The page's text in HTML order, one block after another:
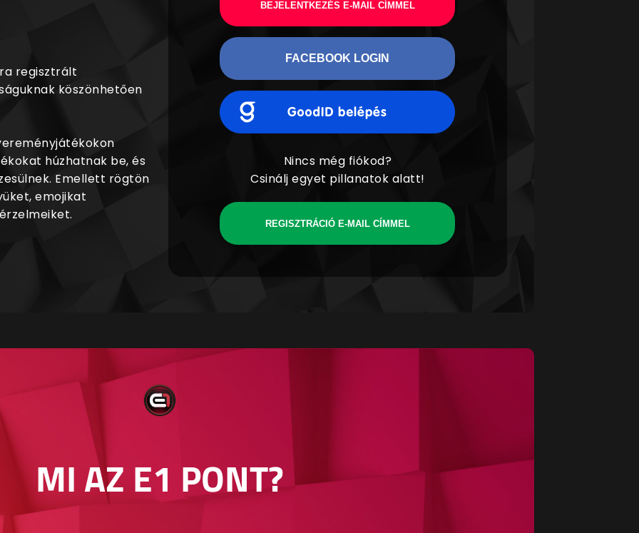
regisztrált
köszönhetően
húzhatnak be, és
Emellett rögtön
emojikat
BEJELENTKEZÉS E-MAIL CÍMMEL
FACEBOOK LOGIN
Nincs még fiókod?
Csinálj egyet pillanatok alatt!
REGISZTRÁCIÓ E-MAIL CÍMMEL
MI AZ E1 PONT?